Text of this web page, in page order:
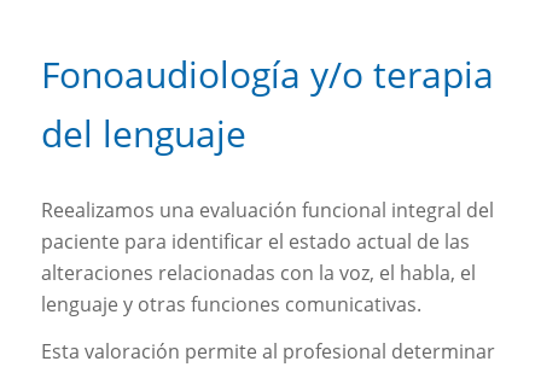
Fonoaudiología y/o terapia
del lenguaje
Reealizamos una evaluación funcional integral del
paciente para identificar el estado actual de las
alteraciones relacionadas con la voz, el habla, el
lenguaje y otras funciones comunicativas.
Esta valoración permite al profesional determinar